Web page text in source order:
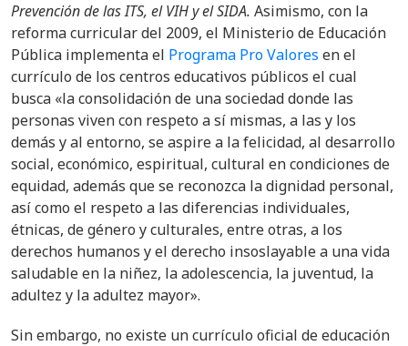
Prevención de las ITS, el VIH y el SIDA. Asimismo, con la
reforma curricular del 2009, el Ministerio de Educación
Pública implementa el Programa Pro Valores en el
currículo de los centros educativos públicos el cual
busca «la consolidación de una sociedad donde las
personas viven con respeto a sí mismas, a las y los
demás y al entorno, se aspire a la felicidad, al desarrollo
social, económico, espiritual, cultural en condiciones de
equidad, además que se reconozca la dignidad personal,
así como el respeto a las diferencias individuales,
étnicas, de género y culturales, entre otras, a los
derechos humanos y el derecho insoslayable a una vida
saludable en la niñez, la adolescencia, la juventud, la
adultez y la adultez mayor».
Sin embargo, no existe un currículo oficial de educación